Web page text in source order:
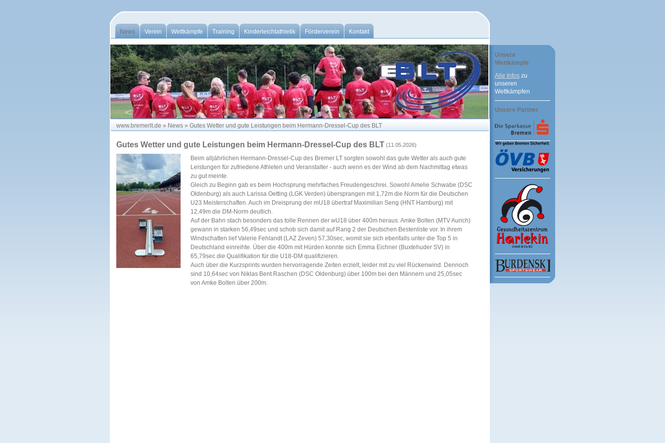
News Verein Wettkämpfe Training Kinderleichtathletik Förderverein Kontakt
www.bremerlt.de » News » Gutes Wetter und gute Leistungen beim Hermann-Dressel-Cup des BLT
Gutes Wetter und gute Leistungen beim Hermann-Dressel-Cup des BLT (11.05.2026)
Beim alljährlichen Hermann-Dressel-Cup des Bremer LT sorgten sowohl das gute Wetter als auch gute
Leistungen für zufriedene Athleten und Veranstalter - auch wenn es der Wind ab dem Nachmittag etwas
zu gut meinte.
Gleich zu Beginn gab es beim Hochsprung mehrfaches Freudengeschrei. Sowohl Amelie Schwabe (DSC
Oldenburg) als auch Larissa Oetting (LGK Verden) übersprangen mit 1,72m die Norm für die Deutschen
U23 Meisterschaften. Auch im Dreisprung der mU18 übertraf Maximilian Seng (HNT Hamburg) mit
12,49m die DM-Norm deutlich.
Auf der Bahn stach besonders das tolle Rennen der wU18 über 400m heraus. Amke Bolten (MTV Aurich)
gewann in starken 56,49sec und schob sich damit auf Rang 2 der Deutschen Bestenliste vor. In ihrem
Windschatten lief Valerie Fehlandt (LAZ Zeven) 57,30sec, womit sie sich ebenfalls unter die Top 5 in
Deutschland einreihte. Über die 400m mit Hürden konnte sich Emma Eichner (Buxtehuder SV) in
65,79sec die Qualifikation für die U18-DM qualifizieren.
Auch über die Kurzsprints wurden hervorragende Zeiten erzielt, leider mit zu viel Rückenwind. Dennoch
sind 10,64sec von Niklas Bent Raschen (DSC Oldenburg) über 100m bei den Männern und 25,05sec
von Amke Bolten über 200m.
Unsere
Wettkämpfe
Alle Infos zu
unseren
Wettkämpfen
Unsere Partner